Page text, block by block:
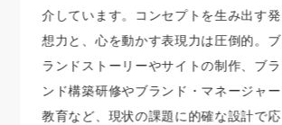
介しています。コンセプトを生み出す発
想力と、心を動かす表現力は圧倒的。ブ
ランドストーリーやサイトの制作、ブラ
ンド構築研修やブランド・マネージャー
教育など、現状の課題に的確な設計で応